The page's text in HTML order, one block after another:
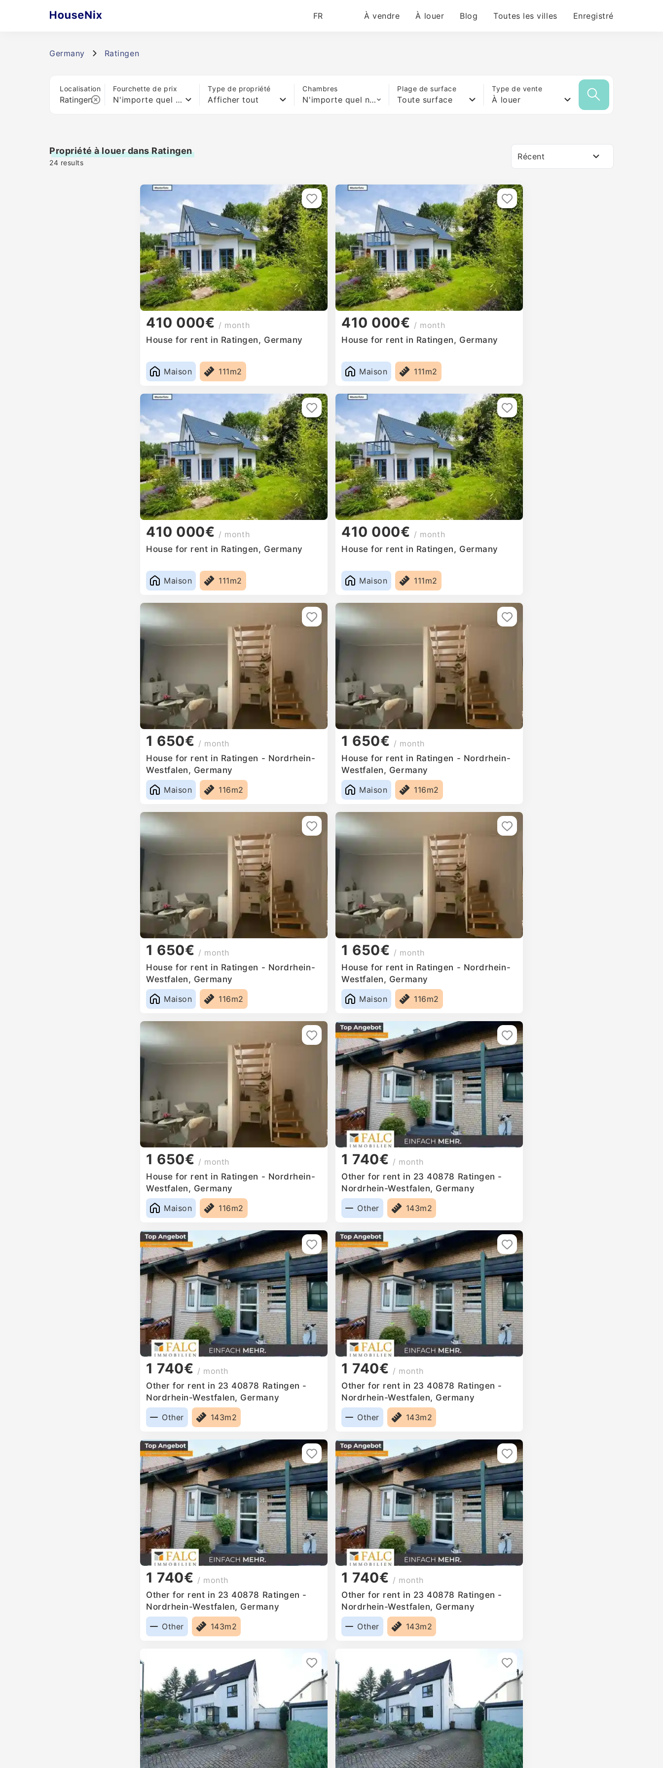
FR À vendre À louer Blog Toutes les villes Enregistré
Germany Ratingen
Localisation Fourchette de prix
N'importe quel prix
Type de propriété
Afficher tout
Chambres
N'importe quel nombre de lits
Plage de surface
Toute surface
Type de vente
À louer
Propriété à louer dans Ratingen
24 results
Récent
410 000€ / month
House for rent in Ratingen, Germany
Maison 111m2
410 000€ / month
House for rent in Ratingen, Germany
Maison 111m2
410 000€ / month
House for rent in Ratingen, Germany
Maison 111m2
410 000€ / month
House for rent in Ratingen, Germany
Maison 111m2
1 650€ / month
House for rent in Ratingen - Nordrhein-
Westfalen, Germany
Maison
116m2
1 650€ / month
House for rent in Ratingen - Nordrhein-
Westfalen, Germany
Maison
116m2
1 650€ / month
House for rent in Ratingen - Nordrhein-
Westfalen, Germany
Maison
116m2
1 650€ / month
House for rent in Ratingen - Nordrhein-
Westfalen, Germany
Maison
116m2
1 650€ / month
House for rent in Ratingen - Nordrhein-
Westfalen, Germany
Maison
116m2
1 740€ / month
Other for rent in 23 40878 Ratingen -
Nordrhein-Westfalen, Germany
Other
143m2
1 740€ / month
Other for rent in 23 40878 Ratingen -
Nordrhein-Westfalen, Germany
Other
143m2
1 740€ / month
Other for rent in 23 40878 Ratingen -
Nordrhein-Westfalen, Germany
Other
143m2
1 740€ / month
Other for rent in 23 40878 Ratingen -
Nordrhein-Westfalen, Germany
Other
143m2
1 740€ / month
Other for rent in 23 40878 Ratingen -
Nordrhein-Westfalen, Germany
Other
143m2